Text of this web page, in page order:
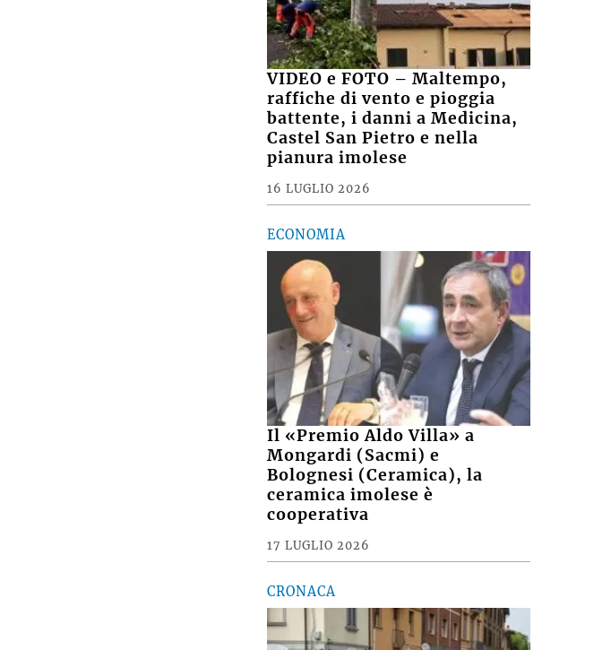
VIDEO e FOTO – Maltempo,
raffiche di vento e pioggia
battente, i danni a Medicina,
Castel San Pietro e nella
pianura imolese
16 LUGLIO 2026
ECONOMIA
Il «Premio Aldo Villa» a
Mongardi (Sacmi) e
Bolognesi (Ceramica), la
ceramica imolese è
cooperativa
17 LUGLIO 2026
CRONACA